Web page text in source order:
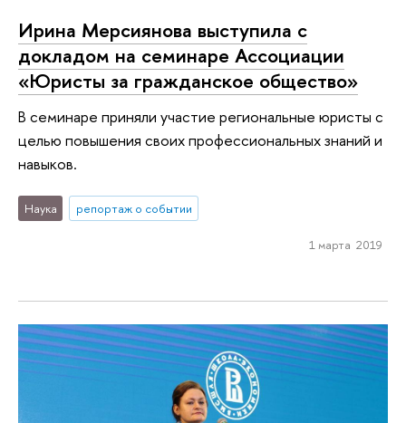
Ирина Мерсиянова выступила с
докладом на семинаре Ассоциации
«Юристы за гражданское общество»
В семинаре приняли участие региональные юристы с
целью повышения своих профессиональных знаний и
навыков.
Наука репортаж о событии
1 марта 2019